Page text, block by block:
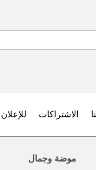
الاشتراكات للإعلان
موضة وجمال